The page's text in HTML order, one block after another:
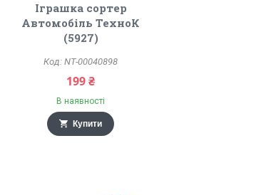
Іграшка сортер
Автомобіль ТехноК
(5927)
NT-00040898
199 ₴
В наявності
Купити